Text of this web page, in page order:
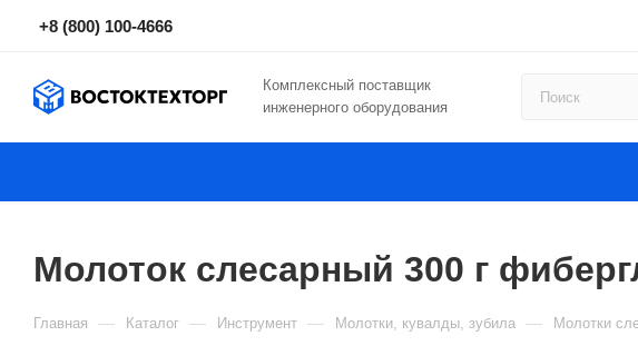
+8 (800) 100-4666
Комплексный поставщик
инженерного оборудования
Молоток слесарный 300 г
Главная — Каталог — Инструмент — Молотки, кувалды, зубила — Молотки